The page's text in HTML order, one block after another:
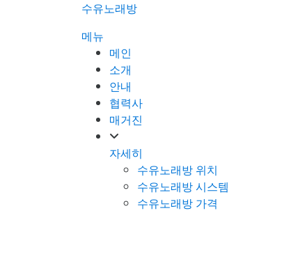
수유노래방
메뉴
메인
소개
안내
협력사
매거진
자세히
수유노래방 위치
수유노래방 시스템
수유노래방 가격